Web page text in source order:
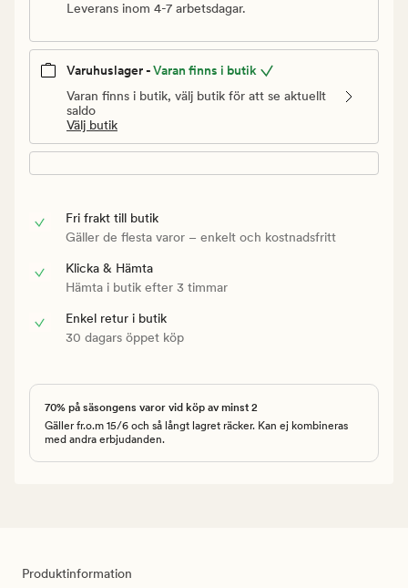
Leverans inom 4-7 arbetsdagar.
Varuhuslager -Varan finns i butik
Varan finns i butik, välj butik för att se aktuellt
saldo
Välj butik
Fri frakt till butik
Gäller de flesta varor – enkelt och kostnadsfritt
Klicka & Hämta
Hämta i butik efter 3 timmar
Enkel retur i butik
30 dagars öppet köp
70% på säsongens varor vid köp av minst 2
Gäller fr.o.m 15/6 och så långt lagret räcker. Kan ej kombineras
med andra erbjudanden.
Produktinformation